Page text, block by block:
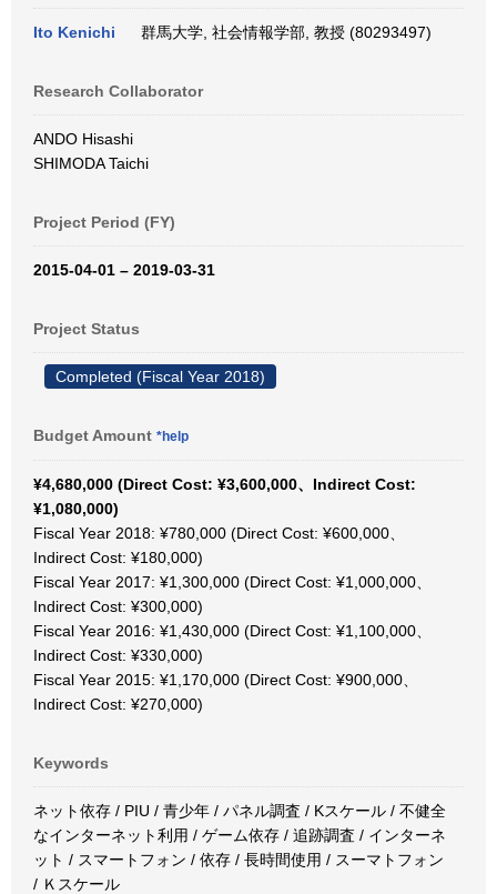
Ito Kenichi 群馬大学, 社会情報学部, 教授 (80293497)
Research Collaborator
ANDO Hisashi
SHIMODA Taichi
Project Period (FY)
2015-04-01 – 2019-03-31
Project Status
Completed (Fiscal Year 2018)
Budget Amount *help
¥4,680,000 (Direct Cost: ¥3,600,000、Indirect Cost:
¥1,080,000)
Fiscal Year 2018: ¥780,000 (Direct Cost: ¥600,000、
Indirect Cost: ¥180,000)
Fiscal Year 2017: ¥1,300,000 (Direct Cost: ¥1,000,000、
Indirect Cost: ¥300,000)
Fiscal Year 2016: ¥1,430,000 (Direct Cost: ¥1,100,000、
Indirect Cost: ¥330,000)
Fiscal Year 2015: ¥1,170,000 (Direct Cost: ¥900,000、
Indirect Cost: ¥270,000)
Keywords
ネット依存 / PIU / 青少年 / パネル調査 / Kスケール / 不健全
なインターネット利用 / ゲーム依存 / 追跡調査 / インターネ
ット / スマートフォン / 依存 / 長時間使用 / スーマトフォン
/ Ｋスケール